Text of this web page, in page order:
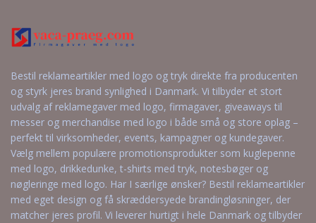
Bestil reklameartikler med logo og tryk direkte fra producenten
og styrk jeres brand synlighed i Danmark. Vi tilbyder et stort
udvalg af reklamegaver med logo, firmagaver, giveaways til
messer og merchandise med logo i både små og store oplag –
perfekt til virksomheder, events, kampagner og kundegaver.
Vælg mellem populære promotionsprodukter som kuglepenne
med logo, drikkedunke, t-shirts med tryk, notesbøger og
nøgleringe med logo. Har I særlige ønsker? Bestil reklameartikler
med eget design og få skræddersyede brandingløsninger, der
matcher jeres profil. Vi leverer hurtigt i hele Danmark og tilbyder